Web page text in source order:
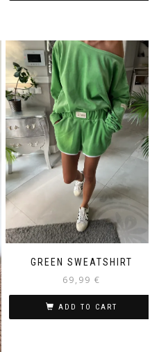
GREEN SWEATSHIRT
69,99 €
ADD TO CART